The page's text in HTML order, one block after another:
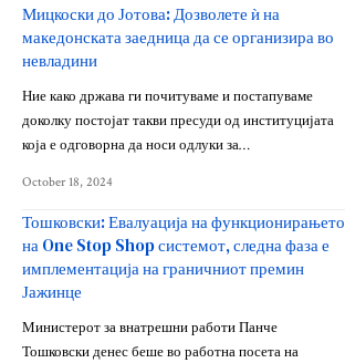
Мицкоски до Јотова: Дозволете ѝ на
македонската заедница да се организира во
невладини
Ние како држава ги почитуваме и постапуваме
доколку постојат такви пресуди од институцијата
која е одговорна да носи одлуки за…
October 18, 2024
Тошковски: Евалуација на функционирањето
на One Stop Shop системот, следна фаза е
имплементација на граничниот премин
Јажинце
Министерот за внатрешни работи Панче
Тошковски денес беше во работна посета на